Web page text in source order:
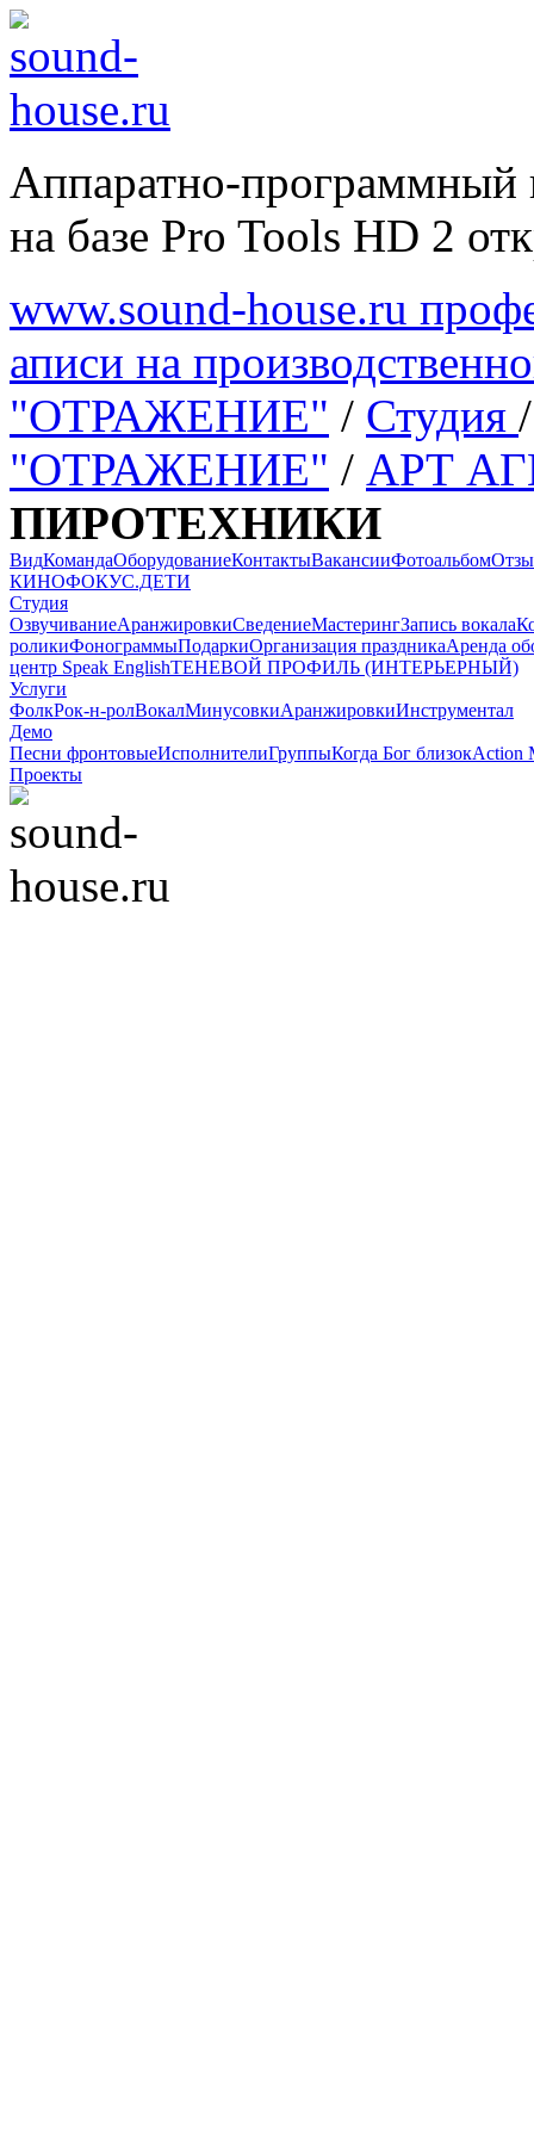
Аппаратно-программный
на базе Pro Tools HD 2
www.sound-house.ru
аписи на
"ОТРАЖЕНИЕ" / Студия
"ОТРАЖЕНИЕ" / АРТ
ПИРОТЕХНИКИ
ВидКомандаОборудованиеКонтактыВакансииФотоальбом
КИНОФОКУС.ДЕТИ
Студия
ОзвучиваниеАранжировкиСведениеМастерингЗапись вокала
роликиФонограммыПодаркиОрганизация праздникаАренда
центр Speak EnglishТЕНЕВОЙ ПРОФИЛЬ (ИНТЕРЬЕРНЫЙ)
Услуги
ФолкРок-н-ролВокалМинусовкиАранжировкиИнструментал
Демо
Песни фронтовыеИсполнителиГруппыКогда Бог близокAction
Проекты